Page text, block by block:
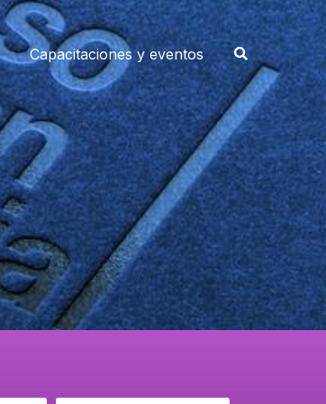
Capacitaciones y eventos